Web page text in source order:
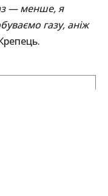
— менше, я
газу, аніж